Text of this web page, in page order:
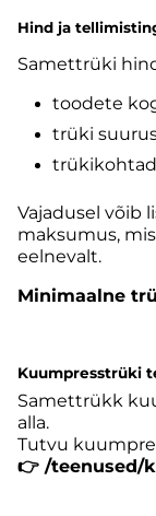
Hind ja
Samettrüki
toodete
trüki
Vajadusel võib
maksumus,
eelnevalt.
Minimaalne
Kuumpresstrüki
Samettrükk
alla.
Tutvu
👉 /teenused/